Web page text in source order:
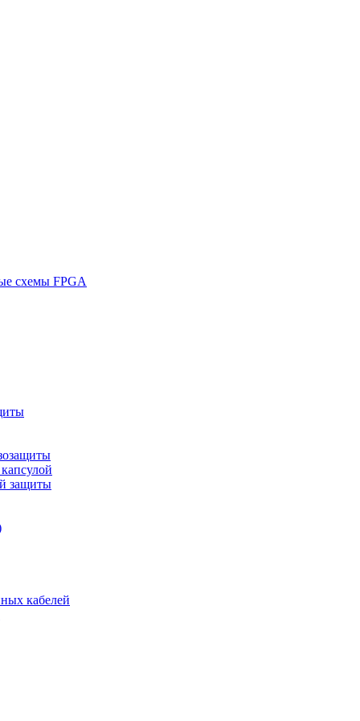
схемы FPGA
защиты
кабелей